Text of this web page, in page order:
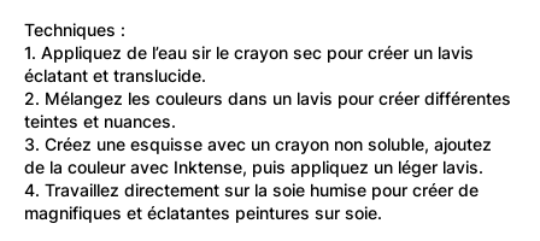
Techniques :
1. Appliquez de l’eau sir le crayon sec pour créer un lavis
éclatant et translucide.
2. Mélangez les couleurs dans un lavis pour créer différentes
teintes et nuances.
3. Créez une esquisse avec un crayon non soluble, ajoutez
de la couleur avec Inktense, puis appliquez un léger lavis.
4. Travaillez directement sur la soie humise pour créer de
magnifiques et éclatantes peintures sur soie.